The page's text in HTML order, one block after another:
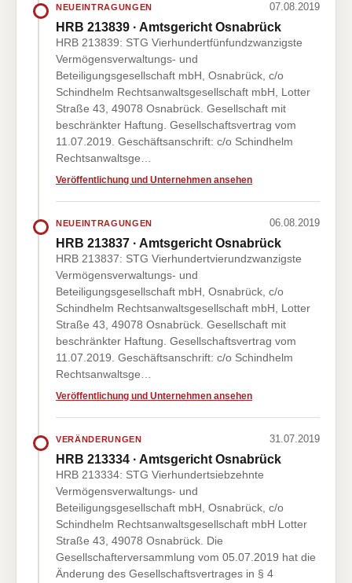
NEUEINTRAGUNGEN 07.08.2019
HRB 213839 · Amtsgericht Osnabrück
HRB 213839: STG Vierhundertfünfundzwanzigste
Vermögensverwaltungs- und
Beteiligungsgesellschaft mbH, Osnabrück, c/o
Schindhelm Rechtsanwaltsgesellschaft mbH, Lotter
Straße 43, 49078 Osnabrück. Gesellschaft mit
beschränkter Haftung. Gesellschaftsvertrag vom
11.07.2019. Geschäftsanschrift: c/o Schindhelm
Rechtsanwaltsge…
Veröffentlichung und Unternehmen ansehen
NEUEINTRAGUNGEN 06.08.2019
HRB 213837 · Amtsgericht Osnabrück
HRB 213837: STG Vierhundertvierundzwanzigste
Vermögensverwaltungs- und
Beteiligungsgesellschaft mbH, Osnabrück, c/o
Schindhelm Rechtsanwaltsgesellschaft mbH, Lotter
Straße 43, 49078 Osnabrück. Gesellschaft mit
beschränkter Haftung. Gesellschaftsvertrag vom
11.07.2019. Geschäftsanschrift: c/o Schindhelm
Rechtsanwaltsge…
Veröffentlichung und Unternehmen ansehen
VERÄNDERUNGEN 31.07.2019
HRB 213334 · Amtsgericht Osnabrück
HRB 213334: STG Vierhundertsiebzehnte
Vermögensverwaltungs- und
Beteiligungsgesellschaft mbH, Osnabrück, c/o
Schindhelm Rechtsanwaltsgesellschaft mbH Lotter
Straße 43, 49078 Osnabrück. Die
Gesellschafterversammlung vom 05.07.2019 hat die
Änderung des Gesellschaftsvertrages in § 4